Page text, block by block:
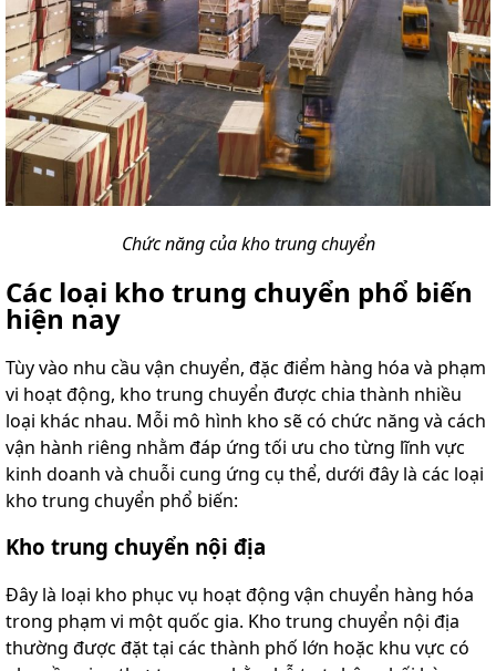
Chức năng của kho trung chuyển
Các loại kho trung chuyển phổ biến
hiện nay
Tùy vào nhu cầu vận chuyển, đặc điểm hàng hóa và phạm
vi hoạt động, kho trung chuyển được chia thành nhiều
loại khác nhau. Mỗi mô hình kho sẽ có chức năng và cách
vận hành riêng nhằm đáp ứng tối ưu cho từng lĩnh vực
kinh doanh và chuỗi cung ứng cụ thể, dưới đây là các loại
kho trung chuyển phổ biến:
Kho trung chuyển nội địa
Đây là loại kho phục vụ hoạt động vận chuyển hàng hóa
trong phạm vi một quốc gia. Kho trung chuyển nội địa
thường được đặt tại các thành phố lớn hoặc khu vực có